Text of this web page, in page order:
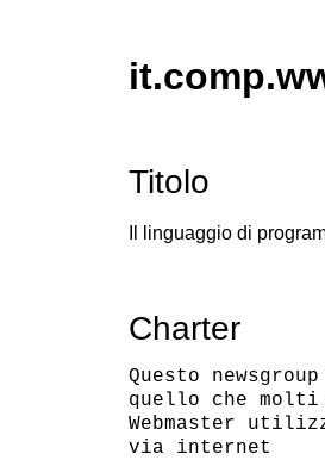
Titolo
Il linguaggio di
Charter
Questo
quello che
Webmaster
via internet